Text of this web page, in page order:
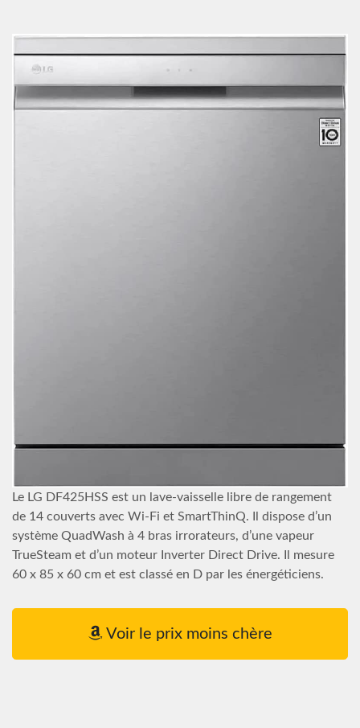
Le LG DF425HSS est un lave-vaisselle libre de rangement
de 14 couverts avec Wi-Fi et SmartThinQ. Il dispose d’un
système QuadWash à 4 bras irrorateurs, d’une vapeur
TrueSteam et d’un moteur Inverter Direct Drive. Il mesure
60 x 85 x 60 cm et est classé en D par les énergéticiens.
Voir le prix moins chère